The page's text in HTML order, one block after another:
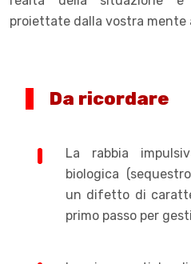
proiettate dalla vostra mente
Da ricordare
La rabbia
biologica
un difetto di
primo passo per